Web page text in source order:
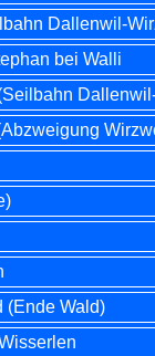
Dallenwil-
bei Walli
(Ende Wald)